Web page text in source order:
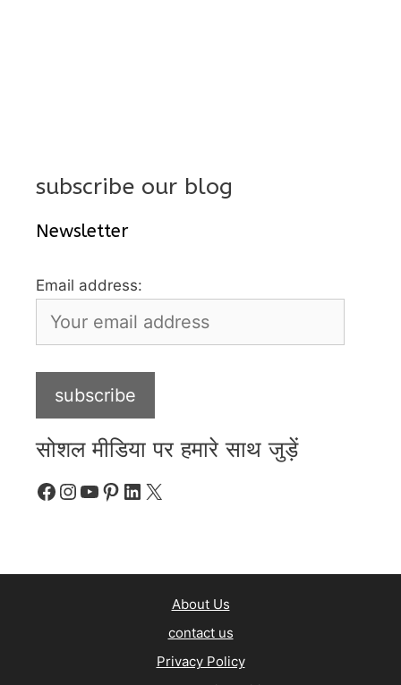
subscribe our blog
Newsletter
Email address:
सोशल मीडिया पर हमारे साथ जुड़ें
Facebook
Instagram
YouTube
Pinterest
LinkedIn
X
About Us
contact us
Privacy Policy